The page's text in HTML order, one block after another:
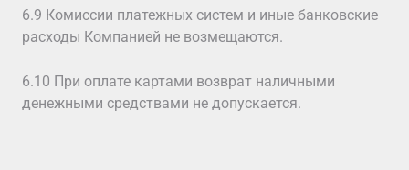
6.9 Комиссии платежных систем и иные банковские
расходы Компанией не возмещаются.
6.10 При оплате картами возврат наличными
денежными средствами не допускается.